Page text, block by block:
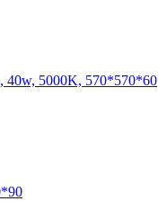
40w, 5000K, 570*570*60